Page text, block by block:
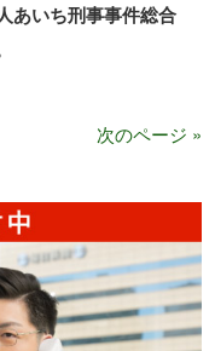
あいち刑事事件総合
次のページ »